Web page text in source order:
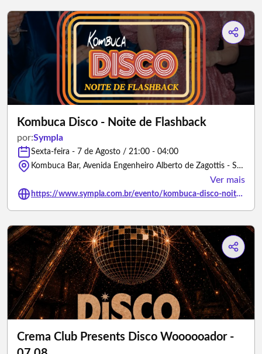
Kombuca Disco - Noite de Flashback
por:Sympla
Sexta-feira - 7 de Agosto / 21:00 - 04:00
Kombuca Bar, Avenida Engenheiro Alberto de Zagottis - São Paulo/São Paulo
Ver mais
https://www.sympla.com.br/evento/kombuca-disco-noite-de-flashback/3494692
Crema Club Presents Disco Woooooador -